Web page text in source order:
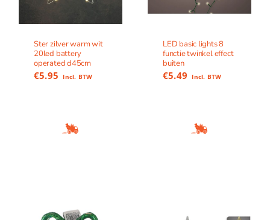
Ster zilver warm wit
20led battery
operated d45cm
€5.95 Incl. BTW
LED basic lights 8
functie twinkel effect
buiten
€5.49 Incl. BTW